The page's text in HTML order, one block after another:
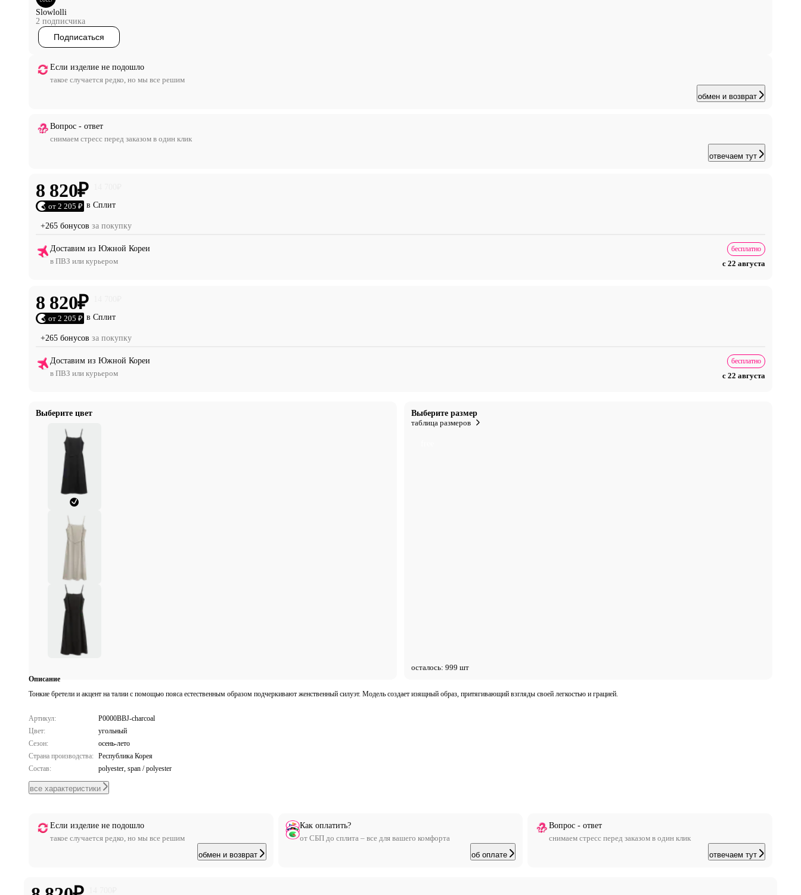
Slowlolli
2 подписчика
Подписаться
Если изделие не подошло
такое случается редко, но мы все решим
обмен и возврат
Вопрос - ответ
снимаем стресс перед заказом в один клик
отвечаем тут
8 820₽
от 2 205 ₽ в Сплит
+265 бонусов за покупку
Доставим из Южной Кореи
в ПВЗ или курьером
бесплатно
с 22 августа
8 820₽
от 2 205 ₽ в Сплит
+265 бонусов за покупку
Доставим из Южной Кореи
в ПВЗ или курьером
бесплатно
с 22 августа
Выберите цвет
Выберите размер
таблица размеров
осталось: 999 шт
Описание
Тонкие бретели и акцент на талии с помощью пояса естественным образом подчеркивают женственный силуэт. Модель создает изящный образ, притягивающий взгляды своей легкостью и грацией.
Артикул:
P0000BBJ-charcoal
Цвет:
угольный
Сезон:
осень-лето
Страна производства: Республика Корея
Состав:
polyester, span / polyester
все характеристики
Если изделие не подошло
такое случается редко, но мы все решим
обмен и возврат
Как оплатить?
от СБП до сплита – все для вашего комфорта
об оплате
Вопрос - ответ
снимаем стресс перед заказом в один клик
отвечаем тут